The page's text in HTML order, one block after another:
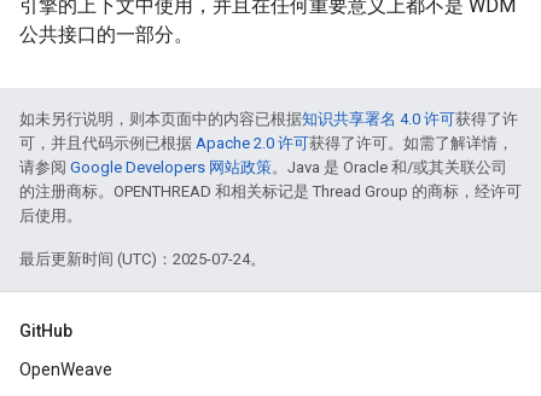
引擎的上下文中使用，并且在任何重要意义上都不是 WDM
公共接口的一部分。
如未另行说明，则本页面中的内容已根据知识共享署名 4.0 许可获得了许
可，并且代码示例已根据 Apache 2.0 许可获得了许可。如需了解详情，
请参阅 Google Developers 网站政策。Java 是 Oracle 和/或其关联公司
的注册商标。OPENTHREAD 和相关标记是 Thread Group 的商标，经许可
后使用。
最后更新时间 (UTC)：2025-07-24。
GitHub
OpenWeave